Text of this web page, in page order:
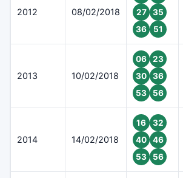
2012 08/02/2018
27
35
36
51
2013 10/02/2018
06
23
30
36
53
56
2014 14/02/2018
16
32
40
46
53
56